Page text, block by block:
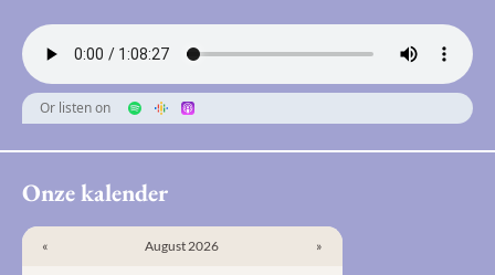
Or listen on
Onze kalender
« August 2026 »